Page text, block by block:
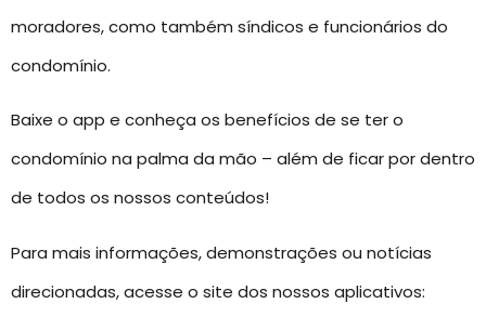
moradores, como também síndicos e funcionários do
condomínio.
Baixe o app e conheça os benefícios de se ter o
condomínio na palma da mão – além de ficar por dentro
de todos os nossos conteúdos!
Para mais informações, demonstrações ou notícias
direcionadas, acesse o site dos nossos aplicativos: